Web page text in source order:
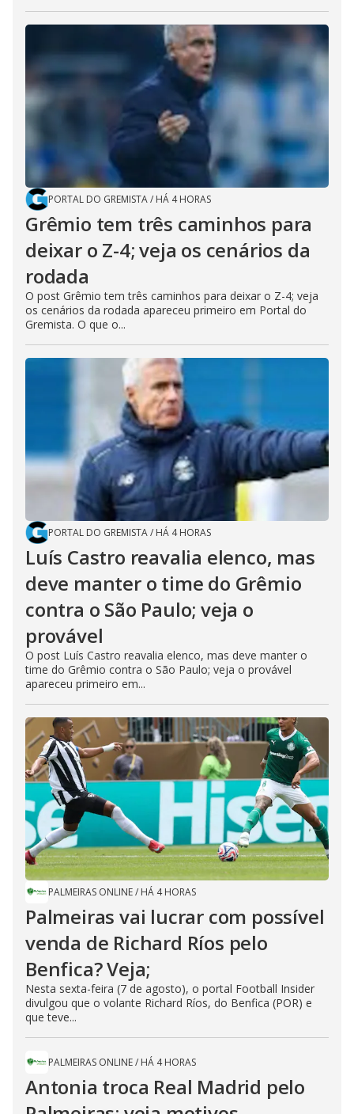
PORTAL DO GREMISTA/ HÁ 4 HORAS
Grêmio tem três caminhos para
deixar o Z-4; veja os cenários da
rodada
O post Grêmio tem três caminhos para deixar o Z-4; veja
os cenários da rodada apareceu primeiro em Portal do
Gremista. O que o...
PORTAL DO GREMISTA/ HÁ 4 HORAS
Luís Castro reavalia elenco, mas
deve manter o time do Grêmio
contra o São Paulo; veja o
provável
O post Luís Castro reavalia elenco, mas deve manter o
time do Grêmio contra o São Paulo; veja o provável
apareceu primeiro em...
PALMEIRAS ONLINE/ HÁ 4 HORAS
Palmeiras vai lucrar com possível
venda de Richard Ríos pelo
Benfica? Veja;
Nesta sexta-feira (7 de agosto), o portal Football Insider
divulgou que o volante Richard Ríos, do Benfica (POR) e
que teve...
PALMEIRAS ONLINE/ HÁ 4 HORAS
Antonia troca Real Madrid pelo